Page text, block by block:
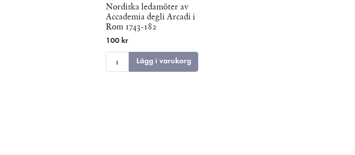
Nordiska ledamöter av
Accademia degli Arcadi i
Rom 1743-182
100 kr
Lägg i varukorg